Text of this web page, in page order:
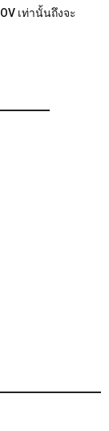
เท่านั้นถึงจะ